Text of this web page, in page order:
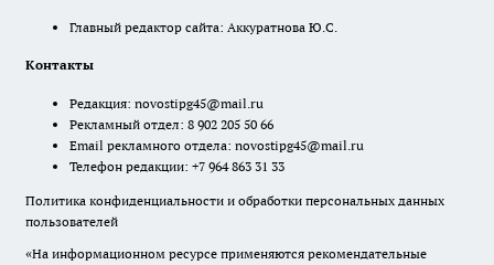
Главный редактор сайта: Аккуратнова Ю.С.
Контакты
Редакция: novostipg45@mail.ru
Рекламный отдел: 8 902 205 50 66
Email рекламного отдела: novostipg45@mail.ru
Телефон редакции: +7 964 863 31 33
Политика конфиденциальности и обработки персональных данных
пользователей
«На информационном ресурсе применяются рекомендательные